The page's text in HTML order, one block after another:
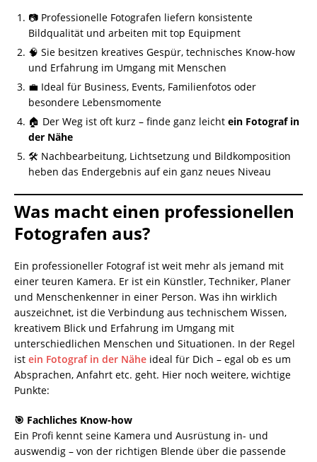
📷 Professionelle Fotografen liefern konsistente
Bildqualität und arbeiten mit top Equipment
🧠 Sie besitzen kreatives Gespür, technisches Know-how
und Erfahrung im Umgang mit Menschen
💼 Ideal für Business, Events, Familienfotos oder
besondere Lebensmomente
🏠 Der Weg ist oft kurz – finde ganz leicht ein Fotograf in
der Nähe
🛠️ Nachbearbeitung, Lichtsetzung und Bildkomposition
heben das Endergebnis auf ein ganz neues Niveau
Was macht einen professionellen
Fotografen aus?
Ein professioneller Fotograf ist weit mehr als jemand mit
einer teuren Kamera. Er ist ein Künstler, Techniker, Planer
und Menschenkenner in einer Person. Was ihn wirklich
auszeichnet, ist die Verbindung aus technischem Wissen,
kreativem Blick und Erfahrung im Umgang mit
unterschiedlichen Menschen und Situationen. In der Regel
ist ein Fotograf in der Nähe ideal für Dich – egal ob es um
Absprachen, Anfahrt etc. geht. Hier noch weitere, wichtige
Punkte:
🎯 Fachliches Know-how
Ein Profi kennt seine Kamera und Ausrüstung in- und
auswendig – von der richtigen Blende über die passende